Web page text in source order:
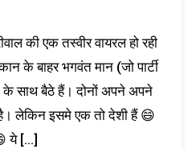
की एक तस्वीर वायरल हो रही
के बाहर भगवंत मान (जो पार्टी
साथ बैठे हैं। दोनों अपने अपने
लेकिन इसमे एक तो देशी हैं 😄
ये […]